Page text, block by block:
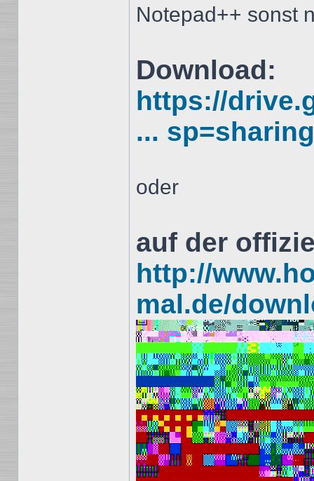
Notepad++ sonst
Download:
https://
... sp=sharing
oder
auf der
http://
mal.de/